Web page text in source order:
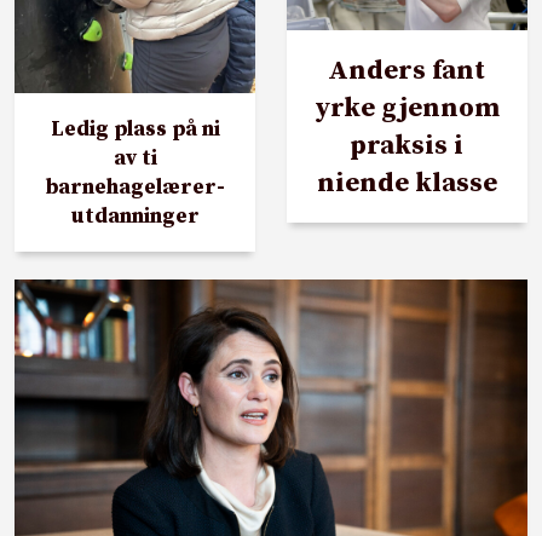
Ledig plass på ni
av ti
barnehagelærer-
utdanninger
Anders fant
yrke gjennom
praksis i
niende klasse